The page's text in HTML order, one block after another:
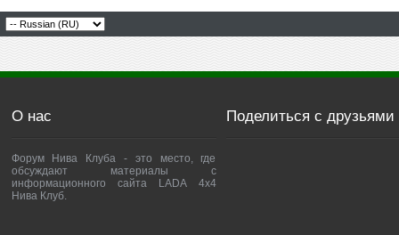
О нас
Форум Нива Клуба - это место, где
обсуждают материалы с
информационного сайта LADA 4x4
Нива Клуб.
Поделиться с друзьями